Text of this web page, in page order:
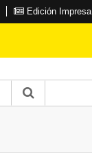
Edición Impresa